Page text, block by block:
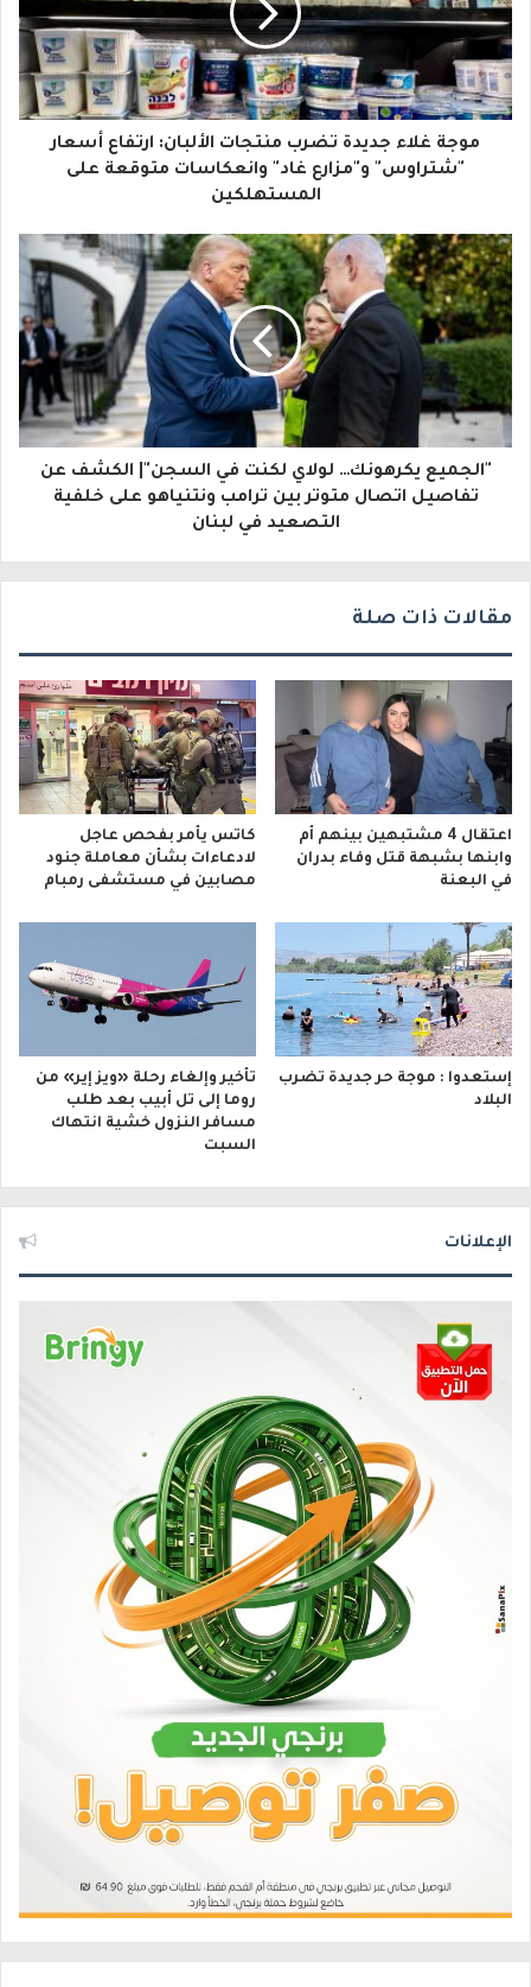
د
ك
ا
ل
ك
ت
ر
و
موجة غلاء جديدة تضرب منتجات الألبان: ارتفاع أسعار
"شتراوس" و"مزارع غاد" وانعكاسات متوقعة على
المستهلكين
"الجميع يكرهونك… لولاي لكنت في السجن"| الكشف عن
تفاصيل اتصال متوتر بين ترامب ونتنياهو على خلفية
التصعيد في لبنان
مقالات ذات صلة
اعتقال 4 مشتبهين بينهم أم
وابنها بشبهة قتل وفاء بدران
في البعنة
كاتس يأمر بفحص عاجل
لادعاءات بشأن معاملة جنود
مصابين في مستشفى رمبام
إستعدوا : موجة حر جديدة تضرب
البلاد
تأخير وإلغاء رحلة «ويز إير» من
روما إلى تل أبيب بعد طلب
مسافر النزول خشية انتهاك
السبت
الإعلانات